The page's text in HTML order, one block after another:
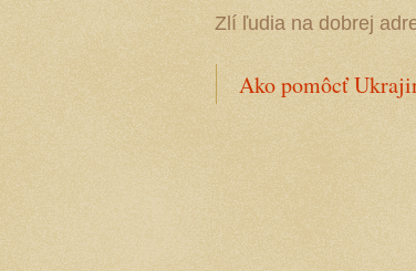
Zlí ľudia na dobrej
Ako pomôcť